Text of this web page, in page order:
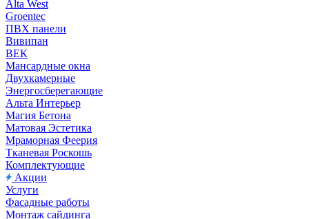
Alta West
Groentec
ПВХ панели
Вивипан
ВЕК
Мансардные окна
Двухкамерные
Энергосберегающие
Альта Интерьер
Магия Бетона
Матовая Эстетика
Мраморная Феерия
Тканевая Роскошь
Комплектующие
Акции
Услуги
Фасадные работы
Монтаж сайдинга